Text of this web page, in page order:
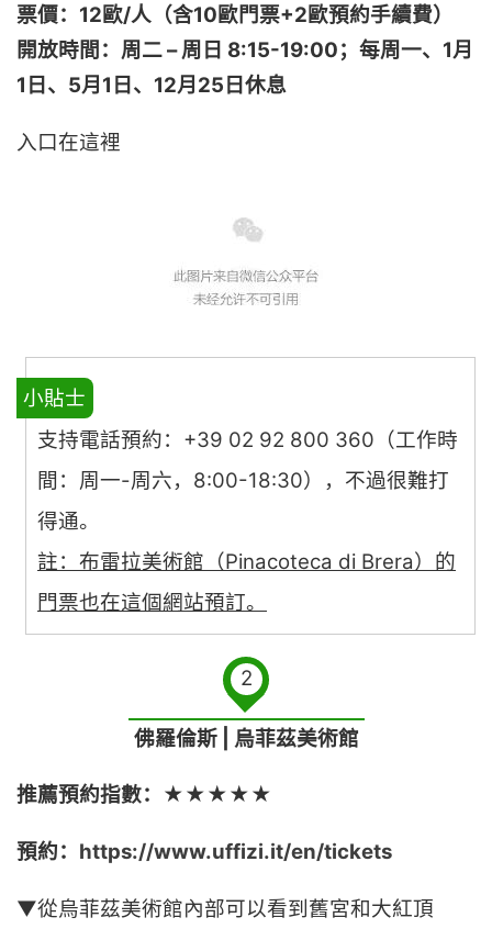
票價：12歐/人（含10歐門票+2歐預約手續費）
開放時間：周二 – 周日 8:15-19:00；每周一、1月
1日、5月1日、12月25日休息
入口在這裡
小貼士
支持電話預約：+39 02 92 800 360（工作時
間：周一-周六，8:00-18:30），不過很難打
得通。
註：布雷拉美術館（Pinacoteca di Brera）的
門票也在這個網站預訂。
2
佛羅倫斯 | 烏菲茲美術館
推薦預約指數：★★★★★
預約： https://www.uffizi.it/en/tickets
▼從烏菲茲美術館內部可以看到舊宮和大紅頂